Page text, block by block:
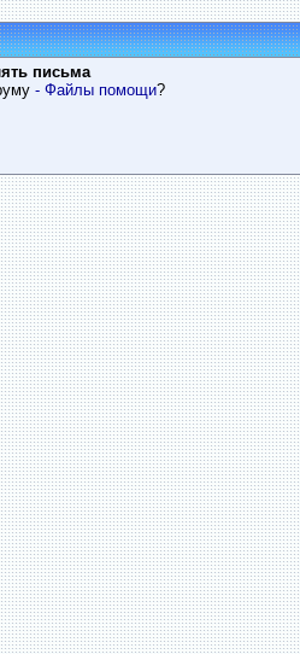
письма
- Файлы помощи?